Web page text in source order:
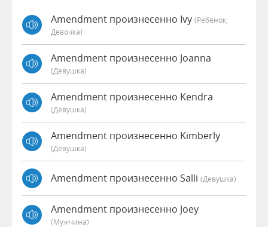
Amendment произнесенно Ivy (Ребёнок,
Девочка)
Amendment произнесенно Joanna
(девушка)
Amendment произнесенно Kendra
(девушка)
Amendment произнесенно Kimberly
(девушка)
Amendment произнесенно Salli (девушка)
Amendment произнесенно Joey
(мужчина)